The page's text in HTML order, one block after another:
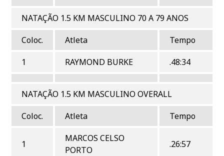
NATAÇÃO 1.5 KM MASCULINO 70 A 79 ANOS
Coloc.
Atleta
Tempo
1
RAYMOND BURKE .48:34
NATAÇÃO 1.5 KM MASCULINO OVERALL
Coloc.
Atleta Tempo
1
MARCOS CELSO
PORTO
.26:57